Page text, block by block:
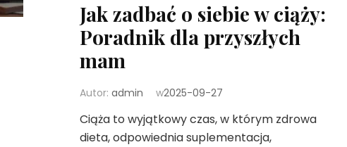
Jak zadbać o siebie w ciąży:
Poradnik dla przyszłych
mam
Autor: admin w2025-09-27
Ciąża to wyjątkowy czas, w którym zdrowa
dieta, odpowiednia suplementacja,